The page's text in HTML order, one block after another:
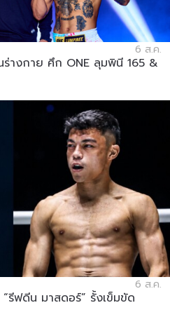
6 ส.ค.
ร่างกาย ศึก ONE ลุมพินี 165 &
6 ส.ค.
รีฟดีน มาสดอร์” รั้งเข็มขัด